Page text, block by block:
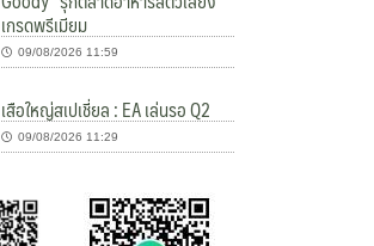
เกรดพรีเมียม
09/08/2026 11:59
เสือใหญ่สเปเชี่ยล : EA เล่นรอ Q2
09/08/2026 11:29